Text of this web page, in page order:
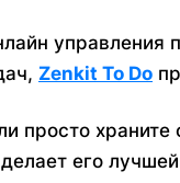
управления
Zenkit To Do
просто
делает его